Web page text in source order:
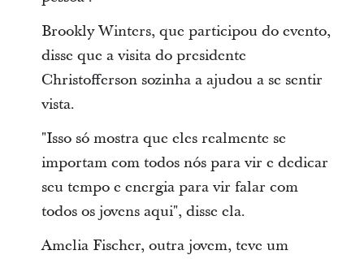
Brookly Winters, que participou do evento,
disse que a visita do presidente
Christofferson sozinha a ajudou a se sentir
vista.
"Isso só mostra que eles realmente se
importam com todos nós para vir e dedicar
seu tempo e energia para vir falar com
todos os jovens aqui", disse ela.
Amelia Fischer, outra jovem, teve um